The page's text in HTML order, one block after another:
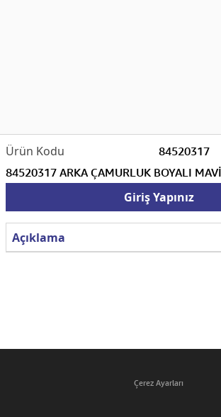
84520317
84520317 ARKA ÇAMURLUK BOYALI
Giriş Yapınız
Açıklama
Çerez Ayarları